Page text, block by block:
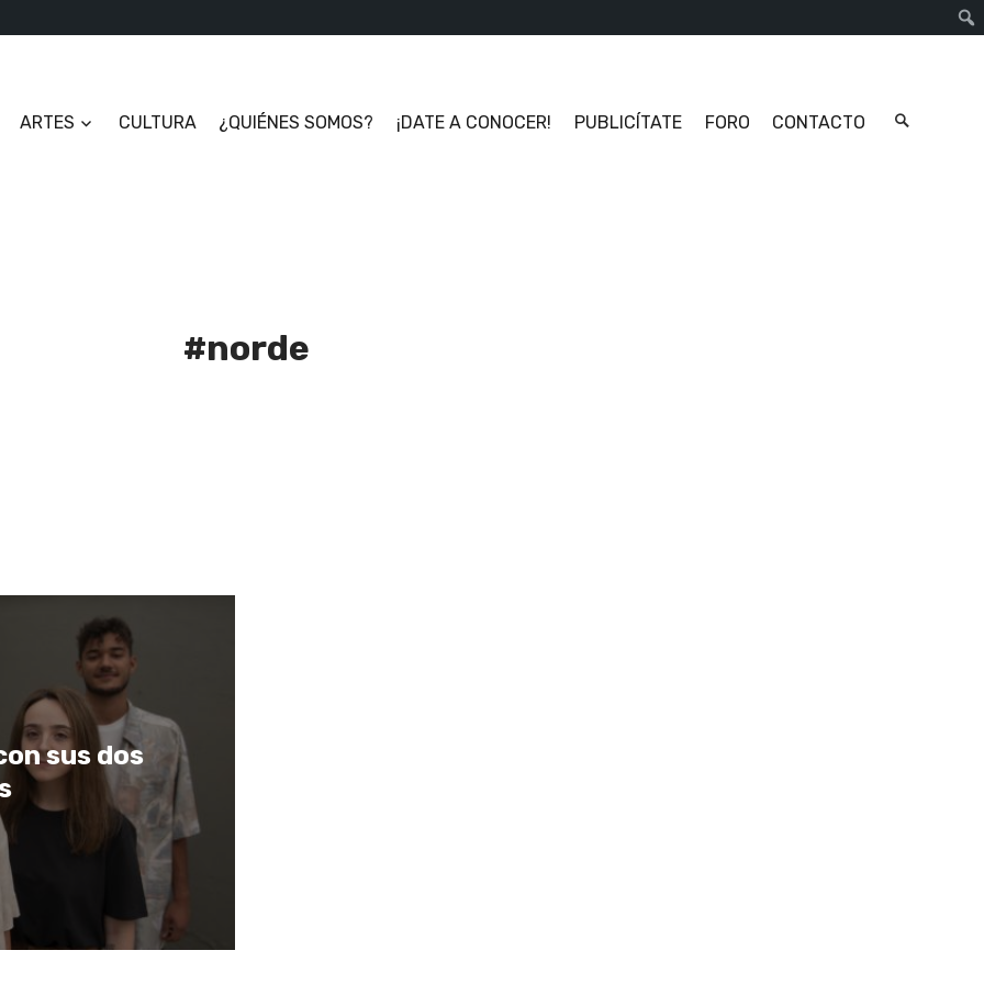
ARTES
CULTURA ¿QUIÉNES SOMOS? ¡DATE A CONOCER! PUBLICÍTATE FORO CONTACTO
#norde
sus dos